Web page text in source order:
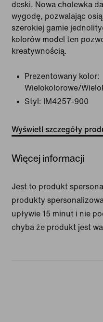
deski. Nowa cholewka
wygodę, pozwalając
szerokiej gamie
kolorów model ten
kreatywnością.
Prezentowany kolor:
Wielokolorowe/
Styl:
IM4257-900
Wyświetl szczegóły
Więcej informacji
Jest to produkt
produkty
upływie 15 minut i nie
chyba że produkt jest